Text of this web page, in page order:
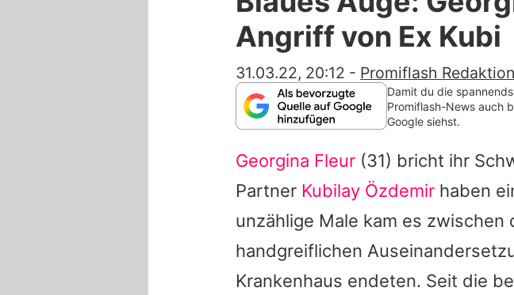
Utiq
Angriff von Ex Kubi
31.03.22, 20:12 - Promiflash Redaktion
Damit du die
Promiflash-News auch
Google siehst.
Georgina Fleur (31) bricht ihr
Partner Kubilay Özdemir haben
unzählige Male kam es
handgreiflichen
Krankenhaus endeten. Seit die